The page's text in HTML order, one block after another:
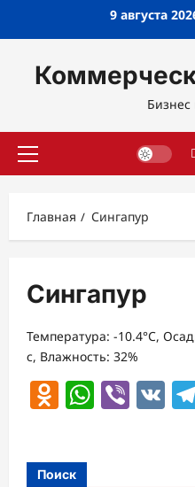
9 августа
Основное
Главная Сингапур
Сингапур
Температура: -10.4°C,
с, Влажность: 32%
Поиск